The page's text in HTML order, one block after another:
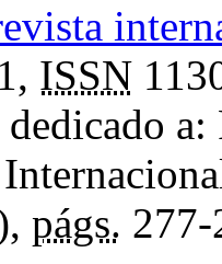
ISSN
págs.